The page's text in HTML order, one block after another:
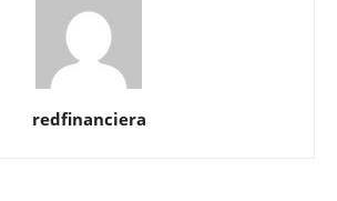
redfinanciera